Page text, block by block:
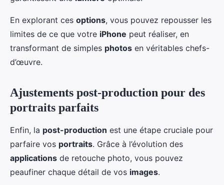
En explorant ces options, vous pouvez repousser les
limites de ce que votre iPhone peut réaliser, en
transformant de simples photos en véritables chefs-
d’œuvre.
Ajustements post-production pour des
portraits parfaits
Enfin, la post-production est une étape cruciale pour
parfaire vos portraits. Grâce à l’évolution des
applications de retouche photo, vous pouvez
peaufiner chaque détail de vos images.